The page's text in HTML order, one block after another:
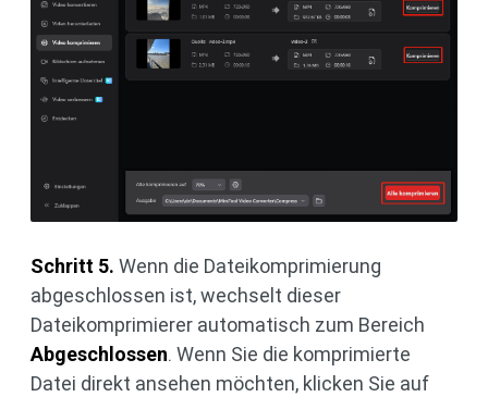
Schritt 5. Wenn die Dateikomprimierung
abgeschlossen ist, wechselt dieser
Dateikomprimierer automatisch zum Bereich
Abgeschlossen. Wenn Sie die komprimierte
Datei direkt ansehen möchten, klicken Sie auf